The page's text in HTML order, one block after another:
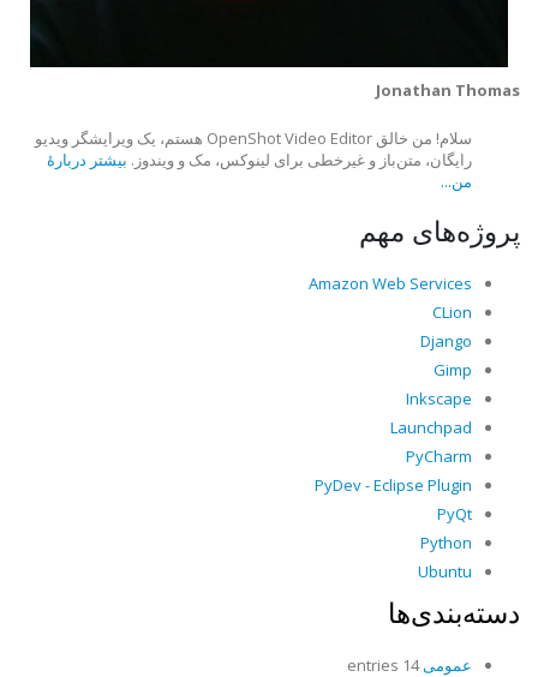
Jonathan Thomas
سلام! من خالق OpenShot Video Editor هستم، یک ویرایشگر ویدیو
رایگان، متن‌باز و غیرخطی برای لینوکس، مک و ویندوز. بیشتر دربارهٔ
من...
پروژه‌های مهم
Amazon Web Services
CLion
Django
Gimp
Inkscape
Launchpad
PyCharm
PyDev - Eclipse Plugin
PyQt
Python
Ubuntu
دسته‌بندی‌ها
عمومی14 entries